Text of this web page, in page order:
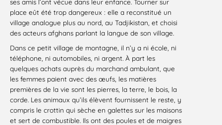
ses amis l’ont vécue dans leur enfance. Tourner sur
place eût été trop dangereux : elle a reconstitué un
village analogue plus au nord, au Tadjikistan, et choisi
des acteurs afghans parlant la langue de son village.
Dans ce petit village de montagne, il n’y a ni école, ni
téléphone, ni automobiles, ni argent. À part les
quelques achats auprès du marchand ambulant, que
les femmes paient avec des œufs, les matières
premières de la vie sont les pierres, la terre, le bois, la
corde. Les animaux qu’ils élèvent fournissent le reste, y
compris le crottin qui sèche en galettes sur les maisons
et sert de combustible. Ils ont des poules et de maigres